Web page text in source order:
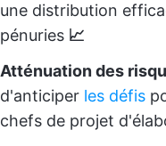
une distribution
pénuries 📈
Atténuation des
d'anticiper les défis
chefs de projet